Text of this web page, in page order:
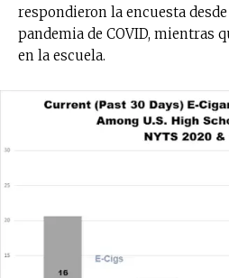
respondieron la encuesta desde
pandemia de COVID, mientras
en la escuela.